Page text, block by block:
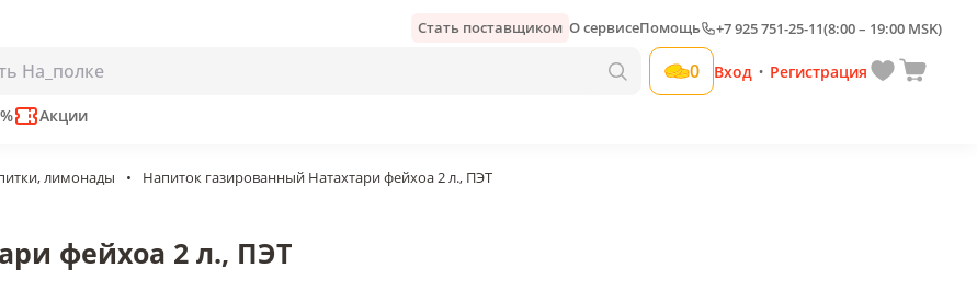
Стать поставщиком О сервисеПомощь +7 925 751-25-11(8:00 – 19:00 MSK)
0 Вход • Регистрация
Акции
лимонады • Напиток газированный Натахтари фейхоа 2 л., ПЭТ
2 л., ПЭТ
Добавить свою наценку
фейхоа 2 л., ПЭТ